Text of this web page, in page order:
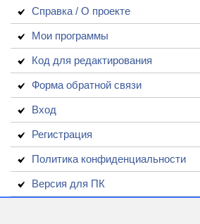
Справка / О проекте
Мои программы
Код для редактирования
Форма обратной связи
Вход
Регистрация
Политика конфиденциальности
Версия для ПК